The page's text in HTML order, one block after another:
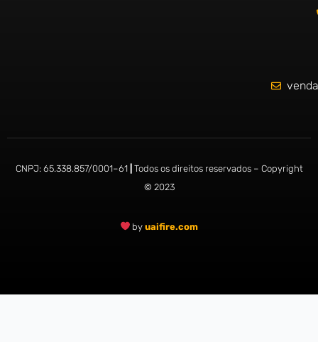
CNPJ: 65.338.857/0001–61| Todos os direitos reservados – Copyright
© 2023
byuaifire.com